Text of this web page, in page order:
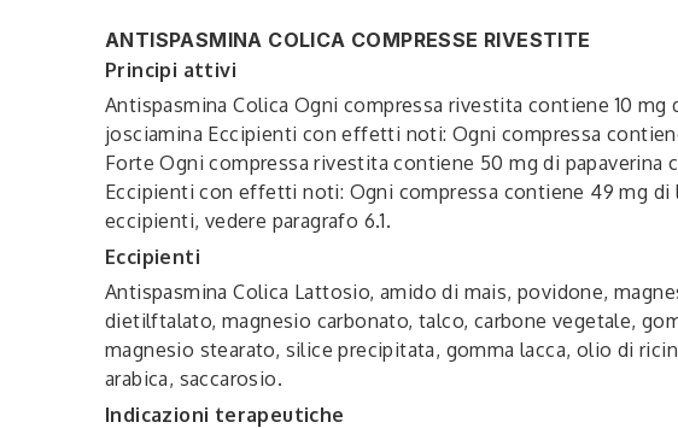
ANTISPASMINA COLICA COMPRESSE RIVESTITE
Principi attivi
Antispasmina Colica Ogni compressa rivestita contiene 10 mg
josciamina Eccipienti con effetti noti: Ogni compressa
Forte Ogni compressa rivestita contiene 50 mg di papaverina
Eccipienti con effetti noti: Ogni compressa contiene 49 mg
eccipienti, vedere paragrafo 6.1.
Eccipienti
Antispasmina Colica Lattosio, amido di mais, povidone,
dietilftalato, magnesio carbonato, talco, carbone vegetale,
magnesio stearato, silice precipitata, gomma lacca, olio di
arabica, saccarosio.
Indicazioni terapeutiche